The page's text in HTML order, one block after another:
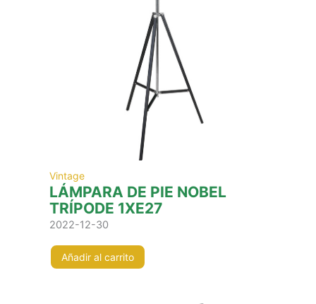
Vintage
LÁMPARA DE PIE NOBEL
TRÍPODE 1XE27
2022-12-30
Añadir al carrito